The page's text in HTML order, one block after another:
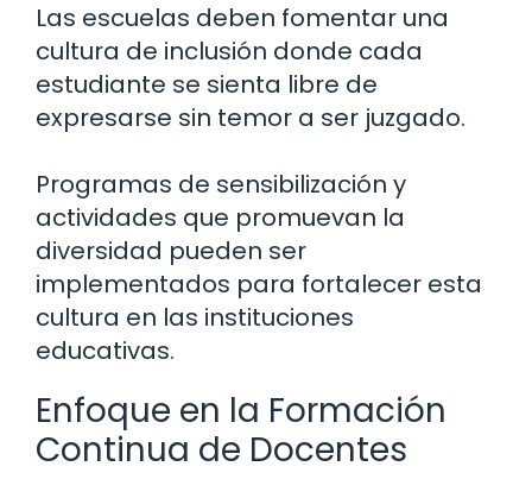
Las escuelas deben fomentar una
cultura de inclusión donde cada
estudiante se sienta libre de
expresarse sin temor a ser juzgado.
Programas de sensibilización y
actividades que promuevan la
diversidad pueden ser
implementados para fortalecer esta
cultura en las instituciones
educativas.
Enfoque en la Formación
Continua de Docentes